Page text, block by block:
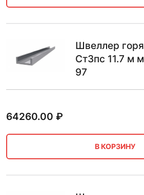
Швеллер
Ст3пс 11.7 м
97
64260.00 ₽
В КОРЗИНУ